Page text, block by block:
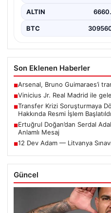
ALTIN
BTC
Son Eklenen Haberler
■Arsenal, Bruno Guimaraes’i
■Vinicius Jr. Real Madrid ile
■Transfer Krizi Soruşturmaya
Hakkında Resmi İşlem Başlatıldı
■Ertuğrul Doğan’dan Serdal
Anlamlı Mesaj
■12 Dev Adam — Litvanya
Güncel